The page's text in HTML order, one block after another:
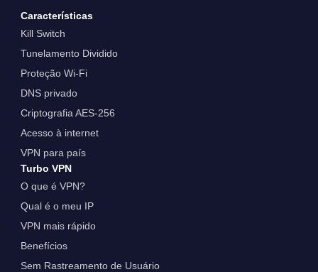
Características
Kill Switch
Tunelamento Dividido
Proteção Wi-Fi
DNS privado
Criptografia AES-256
Acesso à internet
VPN para país
Turbo VPN
O que é VPN?
Qual é o meu IP
VPN mais rápido
Benefícios
Sem Rastreamento de Usuário